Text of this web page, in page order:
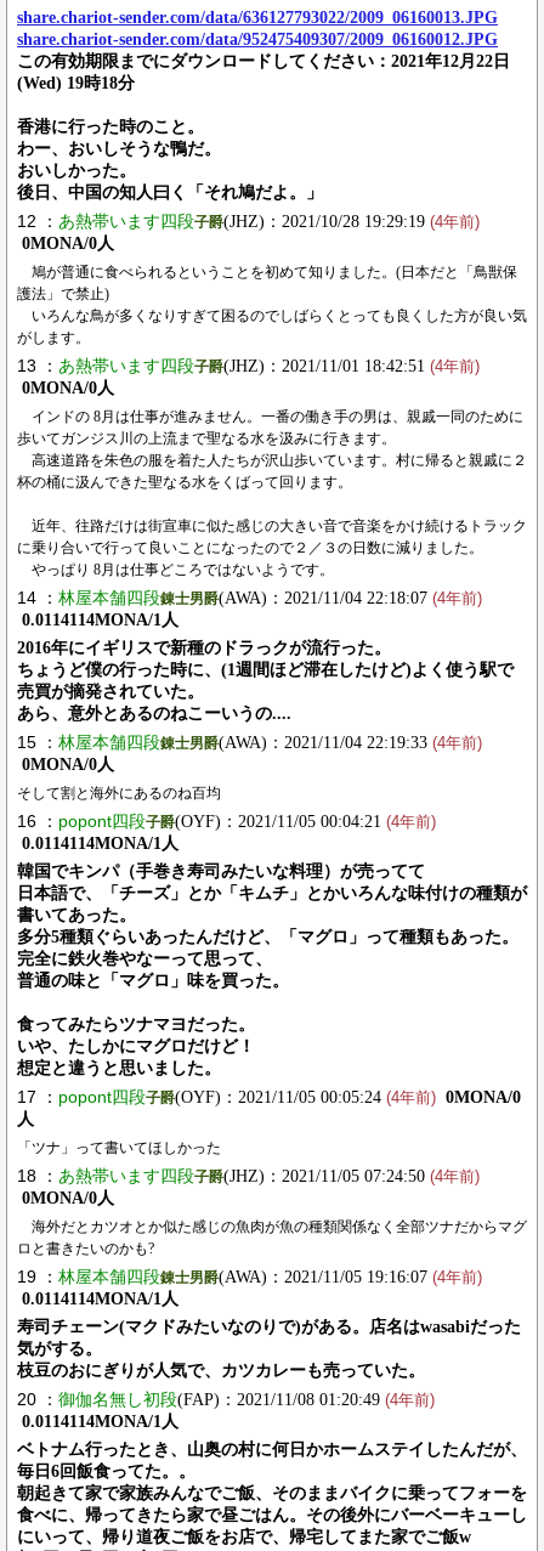
share.chariot-sender.com/data/636127793022/2009_06160013.JPG
share.chariot-sender.com/data/952475409307/2009_06160012.JPG
この有効期限までにダウンロードしてください：2021年12月22日
(Wed) 19時18分
香港に行った時のこと。
わー、おいしそうな鴨だ。
おいしかった。
後日、中国の知人曰く「それ鳩だよ。」
12 ： あ熱帯います四段子爵(JHZ)：2021/10/28 19:29:19 (4年前)
0MONA/0人
鳩が普通に食べられるということを初めて知りました。(日本だと「鳥獣保
護法」で禁止)
いろんな鳥が多くなりすぎて困るのでしばらくとっても良くした方が良い気
がします。
13 ： あ熱帯います四段子爵(JHZ)：2021/11/01 18:42:51 (4年前)
0MONA/0人
インドの 8月は仕事が進みません。一番の働き手の男は、親戚一同のために
歩いてガンジス川の上流まで聖なる水を汲みに行きます。
高速道路を朱色の服を着た人たちが沢山歩いています。村に帰ると親戚に２
杯の桶に汲んできた聖なる水をくばって回ります。
近年、往路だけは街宣車に似た感じの大きい音で音楽をかけ続けるトラック
に乗り合いで行って良いことになったので２／３の日数に減りました。
やっぱり 8月は仕事どころではないようです。
14 ： 林屋本舗四段錬士男爵(AWA)：2021/11/04 22:18:07 (4年前)
0.0114114MONA/1人
2016年にイギリスで新種のドラっクが流行った。
ちょうど僕の行った時に、(1週間ほど滞在したけど)よく使う駅で
売買が摘発されていた。
あら、意外とあるのねこーいうの....
15 ： 林屋本舗四段錬士男爵(AWA)：2021/11/04 22:19:33 (4年前)
0MONA/0人
そして割と海外にあるのね百均
16 ： popont四段子爵(OYF)：2021/11/05 00:04:21 (4年前)
0.0114114MONA/1人
韓国でキンパ（手巻き寿司みたいな料理）が売ってて
日本語で、「チーズ」とか「キムチ」とかいろんな味付けの種類が
書いてあった。
多分5種類ぐらいあったんだけど、「マグロ」って種類もあった。
完全に鉄火巻やなーって思って、
普通の味と「マグロ」味を買った。
食ってみたらツナマヨだった。
いや、たしかにマグロだけど！
想定と違うと思いました。
17 ： popont四段子爵(OYF)：2021/11/05 00:05:24 (4年前) 0MONA/0
人
「ツナ」って書いてほしかった
18 ： あ熱帯います四段子爵(JHZ)：2021/11/05 07:24:50 (4年前)
0MONA/0人
海外だとカツオとか似た感じの魚肉が魚の種類関係なく全部ツナだからマグ
ロと書きたいのかも?
19 ： 林屋本舗四段錬士男爵(AWA)：2021/11/05 19:16:07 (4年前)
0.0114114MONA/1人
寿司チェーン(マクドみたいなのりで)がある。店名はwasabiだった
気がする。
枝豆のおにぎりが人気で、カツカレーも売っていた。
20 ： 御伽名無し初段(FAP)：2021/11/08 01:20:49 (4年前)
0.0114114MONA/1人
ベトナム行ったとき、山奥の村に何日かホームステイしたんだが、
毎日6回飯食ってた。。
朝起きて家で家族みんなでご飯、そのままバイクに乗ってフォーを
食べに、帰ってきたら家で昼ごはん。その後外にバーベーキューし
にいって、帰り道夜ご飯をお店で、帰宅してまた家でご飯w